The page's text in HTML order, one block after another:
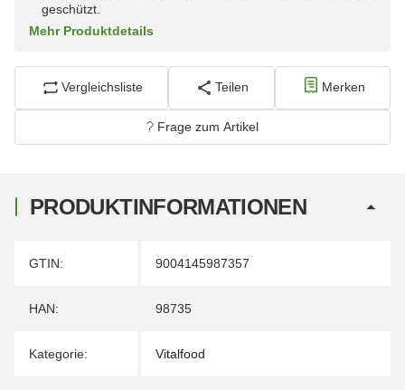
geschützt.
Mehr Produktdetails
Vergleichsliste Teilen Merken
Frage zum Artikel
PRODUKTINFORMATIONEN
Produkteigenschaft
Wert
GTIN: 9004145987357
HAN: 98735
Kategorie: Vitalfood